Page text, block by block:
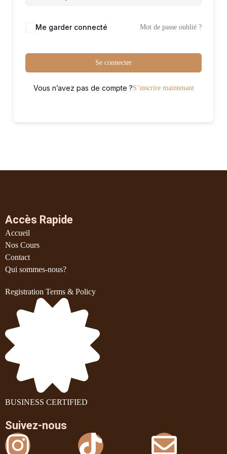
Me garder connecté Mot de passe oublié ?
Se connecter
Vous n’avez pas de compte ?S’inscrire maintenant
Accès Rapide
Accueil
Nos Cours
Contact
Qui sommes-nous?
Registration Terms & Policy
BUSINESS CERTIFIED
Suivez-nous
InstagramTiktok
X- Linkedin